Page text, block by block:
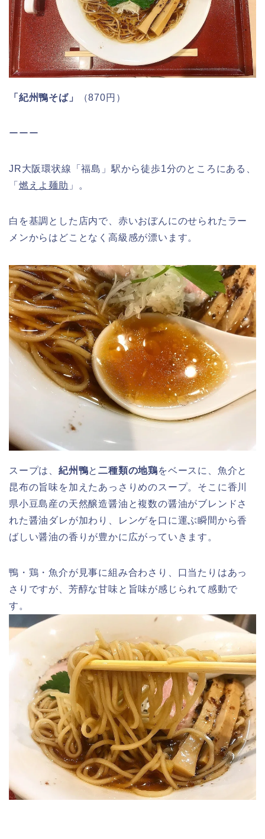
「紀州鴨そば」 （870円）
ーーー
JR大阪環状線「福島」駅から徒歩1分のところにある、
「 燃えよ麺助 」。
白を基調とした店内で、赤いおぼんにのせられたラー
メンからはどことなく高級感が漂います。
スープは、 紀州鴨と二種類の地鶏をベースに、魚介と
昆布の旨味を加えたあっさりめのスープ。そこに香川
県小豆島産の天然醸造醤油と複数の醤油がブレンドさ
れた醤油ダレが加わり、レンゲを口に運ぶ瞬間から香
ばしい醤油の香りが豊かに広がっていきます。
鴨・鶏・魚介が見事に組み合わさり、口当たりはあっ
さりですが、芳醇な甘味と旨味が感じられて感動で
す。